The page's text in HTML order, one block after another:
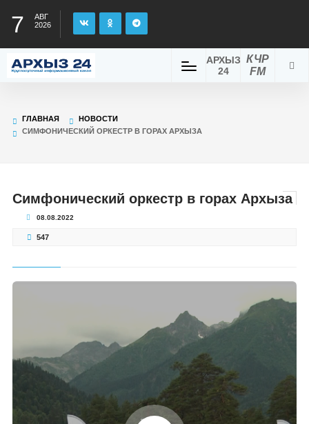
7
АВГ
2026
КЧР
FM
АРХЫЗ
24
ГЛАВНАЯ
НОВОСТИ
СИМФОНИЧЕСКИЙ ОРКЕСТР В ГОРАХ АРХЫЗА
Симфонический оркестр в горах Архыза
08.08.2022
547